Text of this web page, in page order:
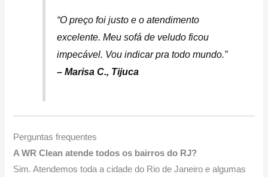
“O preço foi justo e o atendimento
excelente. Meu sofá de veludo ficou
impecável. Vou indicar pra todo mundo.”
– Marisa C., Tijuca
Perguntas frequentes
A WR Clean atende todos os bairros do RJ?
Sim. Atendemos toda a cidade do Rio de Janeiro e algumas